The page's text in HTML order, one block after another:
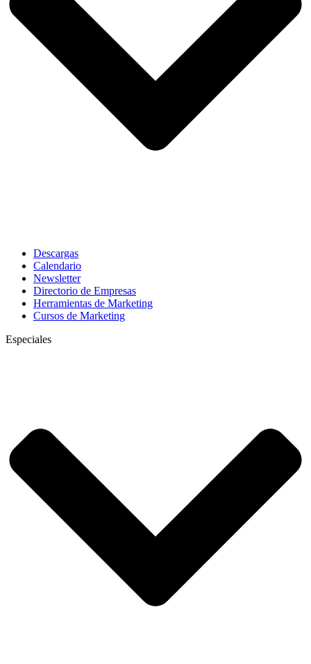
Descargas
Calendario
Newsletter
Directorio de Empresas
Herramientas de Marketing
Cursos de Marketing
Especiales